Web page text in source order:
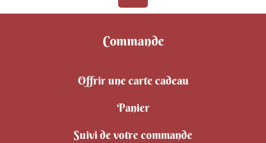
Commande
Offrir une carte cadeau
Panier
Suivi de votre commande